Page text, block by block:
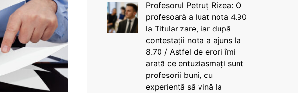
Profesorul Petruț Rizea: O
profesoară a luat nota 4.90
la Titularizare, iar după
contestații nota a ajuns la
8.70 / Astfel de erori îmi
arată ce entuziasmați sunt
profesorii buni, cu
experiență să vină la